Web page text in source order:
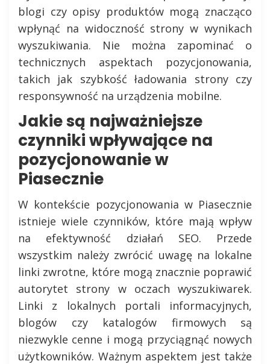
blogi czy opisy produktów mogą znacząco
wpłynąć na widoczność strony w wynikach
wyszukiwania. Nie można zapominać o
technicznych aspektach pozycjonowania,
takich jak szybkość ładowania strony czy
responsywność na urządzenia mobilne.
Jakie są najważniejsze
czynniki wpływające na
pozycjonowanie w
Piasecznie
W kontekście pozycjonowania w Piasecznie
istnieje wiele czynników, które mają wpływ
na efektywność działań SEO. Przede
wszystkim należy zwrócić uwagę na lokalne
linki zwrotne, które mogą znacznie poprawić
autorytet strony w oczach wyszukiwarek.
Linki z lokalnych portali informacyjnych,
blogów czy katalogów firmowych są
niezwykle cenne i mogą przyciągnąć nowych
użytkowników. Ważnym aspektem jest także